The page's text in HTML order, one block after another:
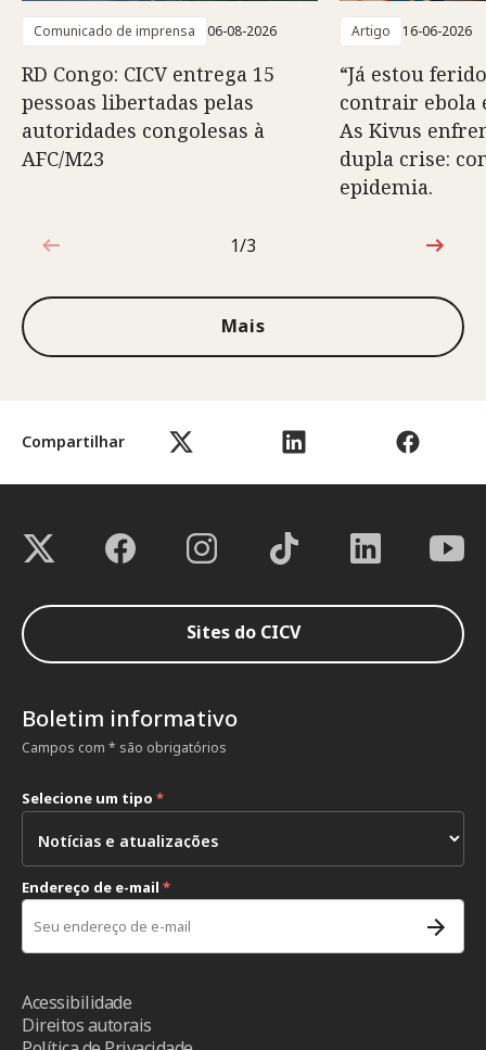
Compartilhar
Comunicado de imprensa 06-08-2026
RD Congo: CICV entrega 15
pessoas libertadas pelas
autoridades congolesas à
AFC/M23
Artigo 16-06-2026
“Já estou
contrair ebola
As Kivus
dupla crise:
epidemia.
1 de 3
1/3
Mais
Sites do CICV
Boletim informativo
Campos com * são obrigatórios
Selecione um tipo *
Endereço de e-mail *
Acessibilidade
Direitos autorais